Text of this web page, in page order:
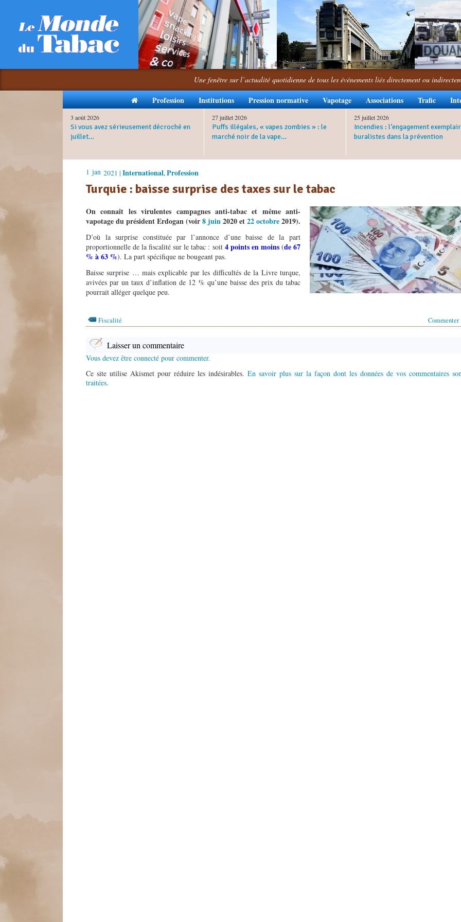
Une fenêtre sur l’actualité quotidienne de tous les événements liés directement ou
Profession Institutions Pression normative Vapotage Associations Trafic
3 août 2026
Si vous avez sérieusement décroché en
juillet…
27 juillet 2026
Puffs illégales, « vapes zombies » : le
marché noir de la vape…
25 juillet 2026
Incendies : l’engagement
buralistes dans la prévention
1 jan 2021 | International,Profession
Turquie : baisse surprise des taxes sur le tabac
On connaît les virulentes campagnes anti-tabac et même anti-
vapotage du président Erdogan (voir8 juin2020 et22 octobre2019).
D’où la surprise constituée par l’annonce d’une baisse de la part
proportionnelle de la fiscalité sur le tabac : soit 4 points en moins(de 67
% à 63 %). La part spécifique ne bougeant pas.
Baisse surprise … mais explicable par les difficultés de la Livre turque,
avivées par un taux d’inflation de 12 % qu’une baisse des prix du tabac
pourrait alléger quelque peu.
Commenter
Fiscalité
Laisser un commentaire
Vous devez être connecté pour commenter.
Ce site utilise Akismet pour réduire les indésirables. En savoir plus sur la façon dont les données de vos commentaires
traitées.